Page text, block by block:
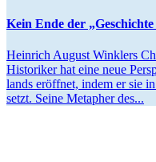
Kein Ende der „Geschichte
Heinrich August Winklers
Histo­riker hat eine neue
lands eröffnet, indem er sie
setzt. Seine Metapher des...